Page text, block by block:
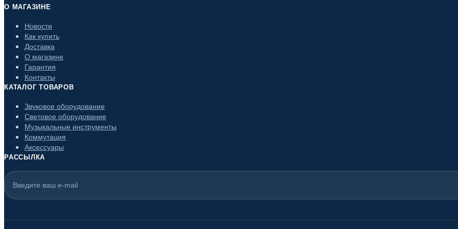
О МАГАЗИНЕ
Новости
Как купить
Доставка
О магазине
Гарантия
Контакты
КАТАЛОГ ТОВАРОВ
Звуковое оборудование
Световое оборудование
Музыкальные инструменты
Коммутация
Аксессуары
РАССЫЛКА